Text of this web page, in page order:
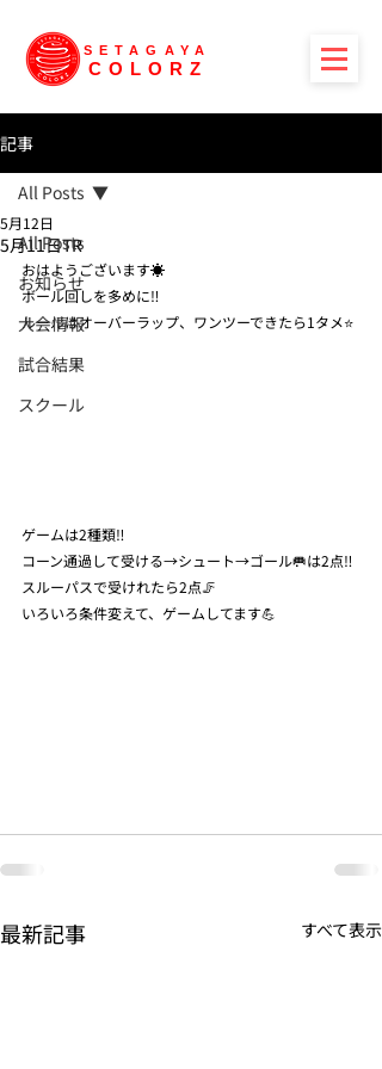
SETAGAYA
COLORZ
記事
All Posts
お知らせ
大会情報
試合結果
スクール
All Posts
5月11日TR
5月12日
おはようございます☀
ボール回しを多めに‼️
ルールはオーバーラップ、ワンツーできたら1タメ⭐️
ゲームは2種類‼️
コーン通過して受ける→シュート→ゴール🥅は2点‼️
スルーパスで受けれたら2点🦵
いろいろ条件変えて、ゲームしてます💪
最新記事 すべて表示